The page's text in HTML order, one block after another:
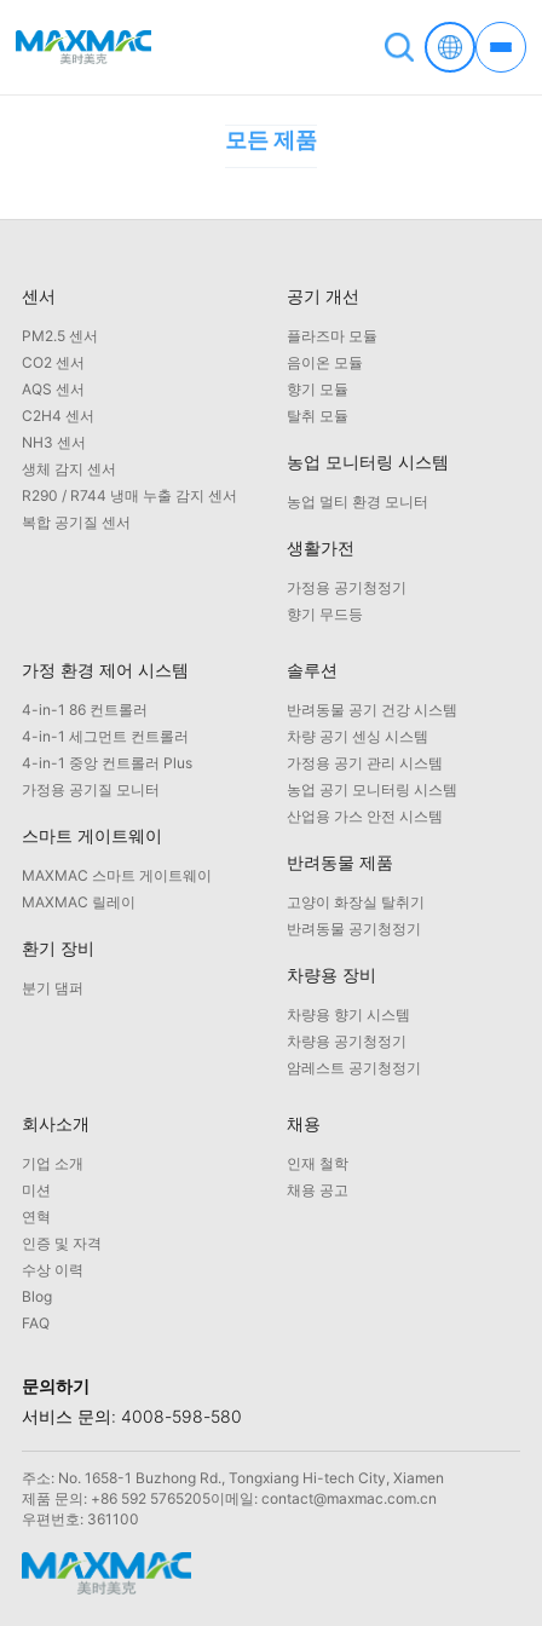
모든 제품
센서
PM2.5 센서
CO2 센서
AQS 센서
C2H4 센서
NH3 센서
생체 감지 센서
R290 / R744 냉매 누출 감지 센서
복합 공기질 센서
공기 개선
플라즈마 모듈
음이온 모듈
향기 모듈
탈취 모듈
농업 모니터링 시스템
농업 멀티 환경 모니터
생활가전
가정용 공기청정기
향기 무드등
가정 환경 제어 시스템
4-in-1 86 컨트롤러
4-in-1 세그먼트 컨트롤러
4-in-1 중앙 컨트롤러 Plus
가정용 공기질 모니터
스마트 게이트웨이
MAXMAC 스마트 게이트웨이
MAXMAC 릴레이
환기 장비
분기 댐퍼
솔루션
반려동물 공기 건강 시스템
차량 공기 센싱 시스템
가정용 공기 관리 시스템
농업 공기 모니터링 시스템
산업용 가스 안전 시스템
반려동물 제품
고양이 화장실 탈취기
반려동물 공기청정기
차량용 장비
차량용 향기 시스템
차량용 공기청정기
암레스트 공기청정기
회사소개
기업 소개
미션
연혁
인증 및 자격
수상 이력
Blog
FAQ
채용
인재 철학
채용 공고
문의하기
서비스 문의: 4008-598-580
주소: No. 1658-1 Buzhong Rd., Tongxiang Hi-tech City, Xiamen
제품 문의: +86 592 5765205이메일: contact@maxmac.com.cn
우편번호: 361100